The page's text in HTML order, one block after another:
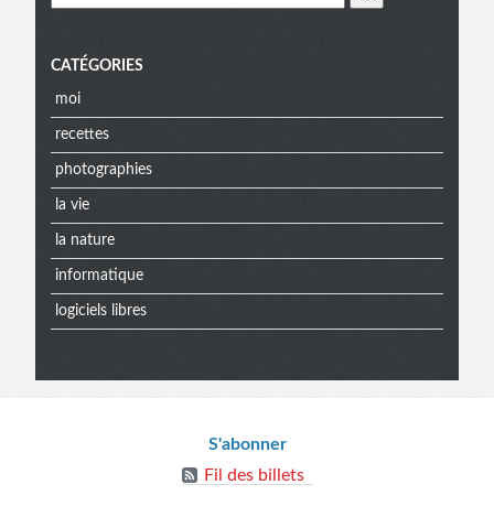
CATÉGORIES
moi
recettes
photographies
la vie
la nature
informatique
logiciels libres
Menu
extra
Informations
S'abonner
Fil des billets